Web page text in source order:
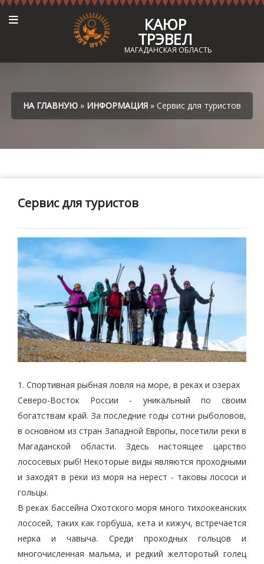
КАЮР
ТРЭВЕЛ
МАГАДАНСКАЯ ОБЛАСТЬ
НА ГЛАВНУЮ » ИНФОРМАЦИЯ » Сервис для туристов
Сервис для туристов
1. Спортивная рыбная ловля на море, в реках и озерах
Северо-Восток России - уникальный по своим
богатствам край. За последние годы сотни рыболовов,
в основном из стран Западной Европы, посетили реки в
Магаданской области. Здесь настоящее царство
лососевых рыб! Некоторые виды являются проходными
и заходят в реки из моря на нерест - таковы лососи и
гольцы.
В реках бассейна Охотского моря много тихоокеанских
лососей, таких как горбуша, кета и кижуч, встречается
нерка и чавыча. Среди проходных гольцов и
многочисленная мальма, и редкий желторотый голец